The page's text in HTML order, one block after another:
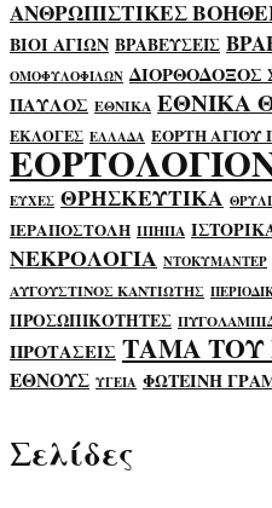
ΑΝΘΡΩΠΙΣΤΙΚΕΣ
ΒΙΟΙ ΑΓΙΩΝ ΒΡΑΒΕΥΣΕΙΣ
ΟΜΟΦΥΛΟΦΙΛΩΝ
ΠΑΥΛΟΣ ΕΘΝΙΚΑ ΕΘΝΙΚΑ
ΕΚΛΟΓΕΣ ΕΛΛΑΔΑ ΕΟΡΤΗ ΑΓΙΟΥ
ΕΥΧΕΣ ΘΡΗΣΚΕΥΤΙΚΑ
ΙΕΡΑΠΟΣΤΟΛΗ ΙΠΗΠΑ
ΝΕΚΡΟΛΟΓΙΑ ΝΤΟΚΥΜΑΝΤΕΡ
ΑΥΓΟΥΣΤΙΝΟΣ ΚΑΝΤΙΩΤΗΣ
ΠΡΟΣΩΠΙΚΟΤΗΤΕΣ
ΠΡΟΤΑΣΕΙΣ ΤΑΜΑ ΤΟΥ
ΕΘΝΟΥΣ ΥΓΕΙΑ ΦΩΤΕΙΝΗ
Σελίδες